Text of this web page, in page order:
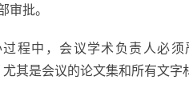
批。
程中，会议学术负责人必须
其是会议的论文集和所有文字